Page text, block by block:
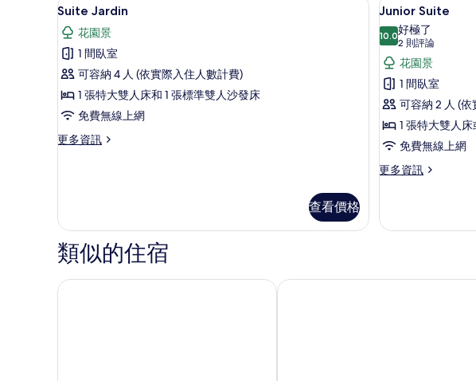
詳
情
詳
示
Suite
Jardin
的
所
有
相
7
Suite Jardin
花園景
1 間臥室
可容納 4 人 (依實際入住人數計費)
1 張特大雙人床和 1 張標準雙人沙發床
免費無線上網
更多資訊
更
情
查看價格
示
Junior
Suite
的
所
有
相
片
5
Junior Suite
10.010.0 分，滿分 10 分
好極了
2 則評論
(2
則
評
論)
花園景
1 間臥室
可容納 2 人 (
1 張特大雙人
免費無線上網
更多資訊
更
的
類似的住宿
維多利亞精品飯店 Arcanse by Inwood 飯店